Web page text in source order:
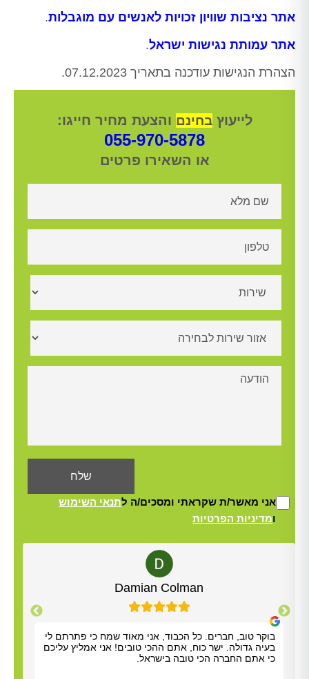
אתר נציבות שוויון זכויות לאנשים עם מוגבלות.
אתר עמותת נגישות ישראל.
הצהרת הנגישות עודכנה בתאריך 07.12.2023.
לייעוץבחינם והצעת מחיר חייגו:
055-970-5878
או השאירו פרטים
אני מאשר/ת שקראתי ומסכים/ה לתנאי השימוש
ומדיניות הפרטיות
Damian Colman
בוקר טוב, חברים. כל הכבוד, אני מאוד שמח כי פתרתם לי
בעיה גדולה. ישר כוח, אתם ההכי טובים! אני אמליץ עליכם
כי אתם החברה הכי טובה בישראל.